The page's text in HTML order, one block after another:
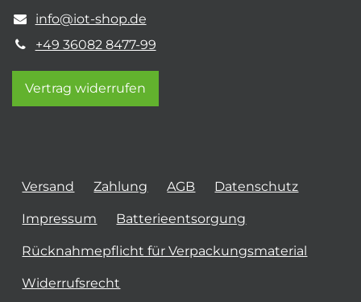
info@iot-shop.de
+49 36082 8477-99
Vertrag widerrufen
Versand Zahlung AGB Datenschutz
Impressum Batterieentsorgung
Rücknahmepflicht für Verpackungsmaterial
Widerrufsrecht